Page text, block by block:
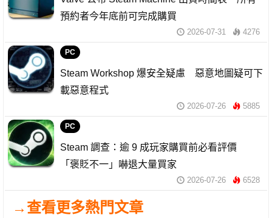
預約者今年底前可完成購買
2026-07-31 4276
PC
Steam Workshop 爆安全疑慮 惡意地圖疑可下
載惡意程式
2026-07-26 5885
PC
Steam 調查：逾 9 成玩家購買前必看評價
「褒貶不一」嚇退大量買家
2026-07-26 6528
→查看更多熱門文章